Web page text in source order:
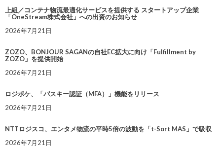
上組／コンテナ物流最適化サービスを提供する スタートアップ企業
「OneStream株式会社」への出資のお知らせ
2026年7月21日
ZOZO、BONJOUR SAGANの自社EC拡大に向け「Fulfillment by
ZOZO」を提供開始
2026年7月21日
ロジポケ、「パスキー認証（MFA）」機能をリリース
2026年7月21日
NTTロジスコ、エンタメ物流の平時5倍の波動を「t-Sort MAS」で吸収
2026年7月21日